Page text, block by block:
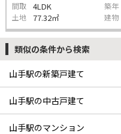
間取 4LDK 築年
土地 77.32㎡ 建物
類似の条件から検索
山手駅の新築戸建て
山手駅の中古戸建て
山手駅のマンション